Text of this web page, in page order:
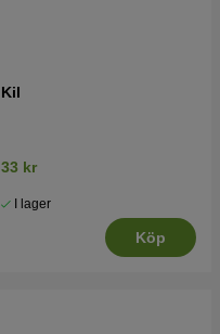
Kil
33 kr
I lager
Köp